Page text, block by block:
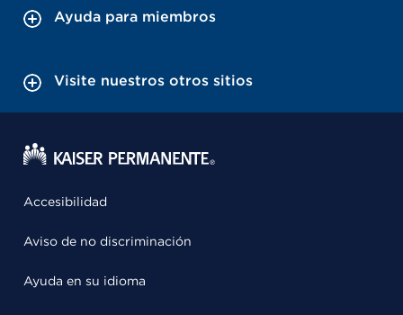
Ayuda para miembros
Visite nuestros otros sitios
Accesibilidad
Aviso de no discriminación
Ayuda en su idioma